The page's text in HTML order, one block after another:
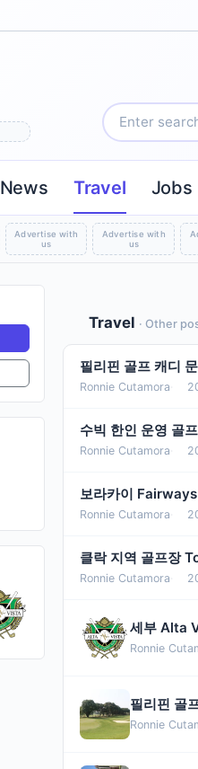
News Travel Jobs
Advertise with
us
Advertise with
us
Travel · Other
필리핀 골프 캐디
Ronnie Cutamora
수빅 한인 운영 골
Ronnie Cutamora
보라카이
Ronnie Cutamora
클락 지역 골프장
Ronnie Cutamora
세부 Alta
Ronnie
필리핀 골
Ronnie